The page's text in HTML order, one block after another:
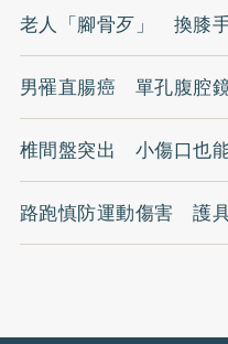
老人「腳骨歹」 換膝
男罹直腸癌 單孔腹腔
椎間盤突出 小傷口也
路跑慎防運動傷害 護